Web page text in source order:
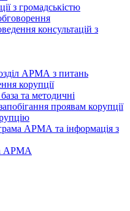
з громадськістю
консультацій з
АРМА з питань
корупції
та методичні
проявам корупції
АРМА та інформація з
АРМА